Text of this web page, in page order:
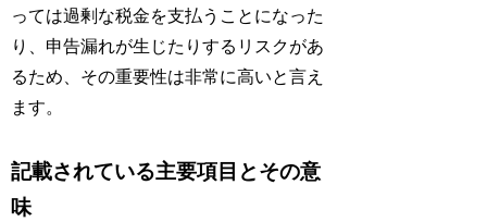
っては過剰な税金を支払うことになった
り、申告漏れが生じたりするリスクがあ
るため、その重要性は非常に高いと言え
ます。
記載されている主要項目とその意
味